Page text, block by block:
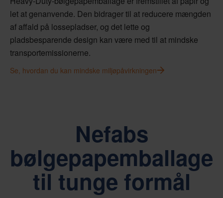
let at genanvende. Den bidrager til at reducere mængden
af affald på lossepladser, og det lette og
pladsbesparende design kan være med til at mindske
transportemissionerne.
Se, hvordan du kan mindske miljøpåvirkningen
Nefabs
bølgepapemballage
til tunge formål